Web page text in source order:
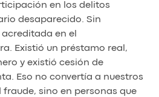
en los delitos
desaparecido. Sin
en el
Existió un préstamo real,
y existió cesión de
Eso no convertía a nuestros
fraude, sino en personas que